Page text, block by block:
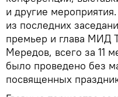
и другие
из последних
премьер и глава МИД
Мередов, всего за 11
было проведено без
посвященных